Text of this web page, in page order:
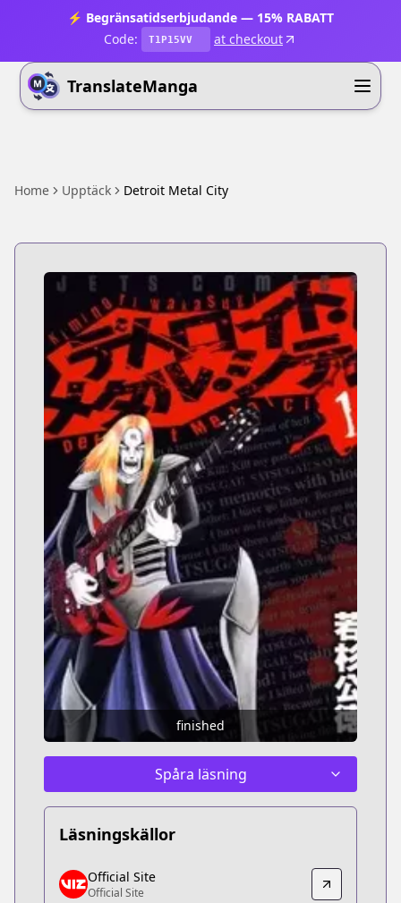
⚡ Begränsatidserbjudande — 15% RABATT
Code:
T1P15VV at checkout
TranslateManga
Home Upptäck Detroit Metal City
finished
Spåra läsning
Läsningskällor
Official Site
Official Site
Official Site
Official Site